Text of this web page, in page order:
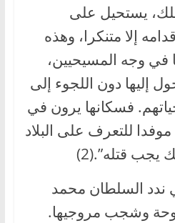
يستحيل على
إلا متنكرا، وهذه
في وجه المسيحيين،
إليها دون اللجوء إلى
فسكانها يرون في
للتعرف على البلاد
يجب قتله”.(2)
ندد السلطان محمد
وشجب مروجيها.